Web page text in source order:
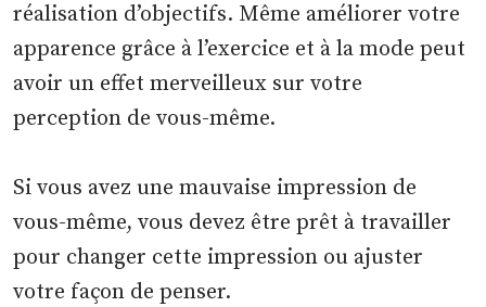
réalisation d’objectifs. Même améliorer votre
apparence grâce à l’exercice et à la mode peut
avoir un effet merveilleux sur votre
perception de vous-même.
Si vous avez une mauvaise impression de
vous-même, vous devez être prêt à travailler
pour changer cette impression ou ajuster
votre façon de penser.